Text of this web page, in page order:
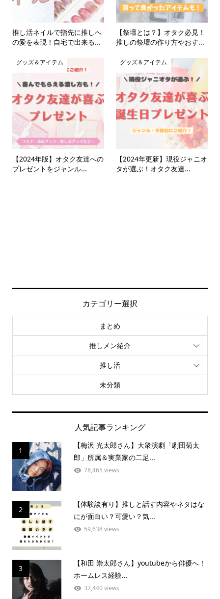
推し活ネイルで指先に推しへ
の愛を表現！自宅で出来る...
【祭壇とは？】オタク必見！
推しの祭壇の作り方やおす...
グッズ＆アイテム
【2024年版】オタク友達への
プレゼントをジャンル...
グッズ＆アイテム
【2024年更新】現役ジャニオ
タが選ぶ！オタク友達...
カテゴリー選択
まとめ
推しメン紹介
推し活
未分類
人気記事ランキング
1
【梅沢 光太郎さん】大衆演劇「劇団菊太
郎」所属＆実業家の二足...
78,465 views
2
【体験談有り】推しと話す内容やネタはな
にが面白い？可愛い？気...
59,638 views
3
【和田 崇太郎さん】youtubeから俳優へ！
ホームレス経験...
32,440 views